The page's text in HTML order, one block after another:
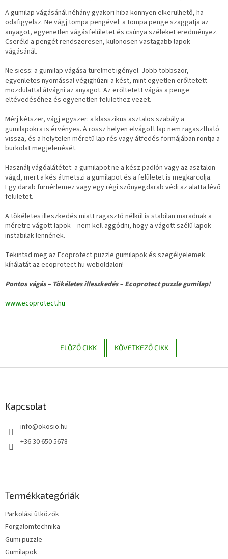
A gumilap vágásánál néhány gyakori hiba könnyen elkerülhető, ha
odafigyelsz. Ne vágj tompa pengével: a tompa penge szaggatja az
anyagot, egyenetlen vágásfelületet és csúnya széleket eredményez.
Cseréld a pengét rendszeresen, különösen vastagabb lapok
vágásánál.
Ne siess: a gumilap vágása türelmet igényel. Jobb többször,
egyenletes nyomással végighúzni a kést, mint egyetlen erőltetett
mozdulattal átvágni az anyagot. Az erőltetett vágás a penge
eltévedéséhez és egyenetlen felülethez vezet.
Mérj kétszer, vágj egyszer: a klasszikus asztalos szabály a
gumilapokra is érvényes. A rossz helyen elvágott lap nem ragasztható
vissza, és a helytelen méretű lap rés vagy átfedés formájában rontja a
burkolat megjelenését.
Használj vágóalátétet: a gumilapot ne a kész padlón vagy az asztalon
vágd, mert a kés átmetszi a gumilapot és a felületet is megkarcolja.
Egy darab furnérlemez vagy egy régi szőnyegdarab védi az alatta lévő
felületet.
A tökéletes illeszkedés miatt ragasztó nélkül is stabilan maradnak a
méretre vágott lapok – nem kell aggódni, hogy a vágott szélű lapok
instabilak lennének.
Tekintsd meg az Ecoprotect puzzle gumilapok és szegélyelemek
kínálatát az ecoprotect.hu weboldalon!
Pontos vágás – Tökéletes illeszkedés – Ecoprotect puzzle gumilap!
www.ecoprotect.hu
ELŐZŐ CIKK KÖVETKEZŐ CIKK
Kapcsolat
info@okosio.hu
+36 30 650 5678
Termékkategóriák
Parkolási ütközők
Forgalomtechnika
Gumi puzzle
Gumilapok